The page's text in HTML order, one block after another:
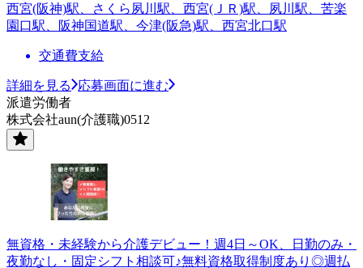
西宮(阪神)駅、さくら夙川駅、西宮(ＪＲ)駅、夙川駅、苦楽
園口駅、阪神国道駅、今津(阪急)駅、西宮北口駅
交通費支給
詳細を見る
応募画面に進む
派遣労働者
株式会社aun(介護職)0512
無資格・未経験から介護デビュー！週4日～OK、日勤のみ・
夜勤なし・固定シフト相談可♪無料資格取得制度あり◎週払